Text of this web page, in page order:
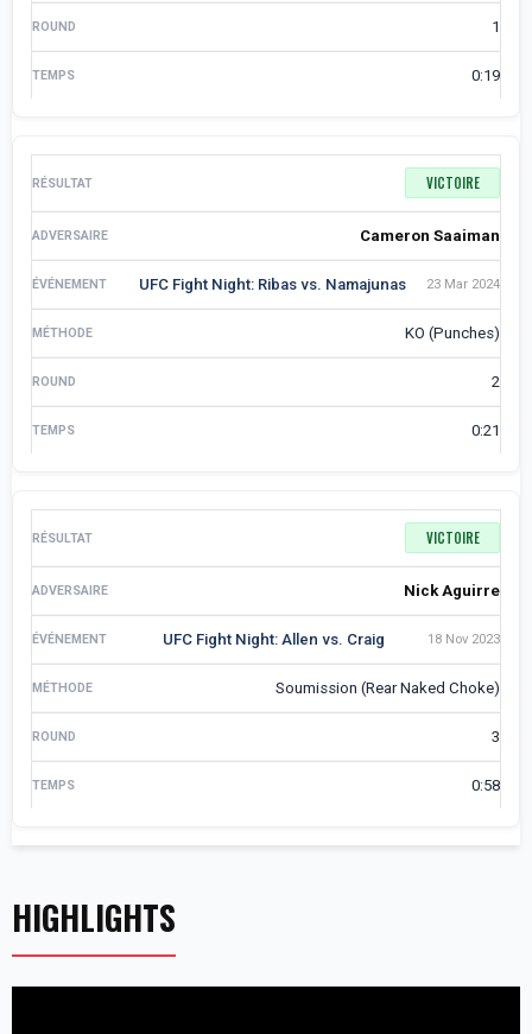
1
0:19
VICTOIRE
Cameron Saaiman
UFC Fight Night: Ribas vs. Namajunas 23 Mar 2024
KO (Punches)
2
0:21
VICTOIRE
Nick Aguirre
UFC Fight Night: Allen vs. Craig 18 Nov 2023
Soumission (Rear Naked Choke)
3
0:58
HIGHLIGHTS